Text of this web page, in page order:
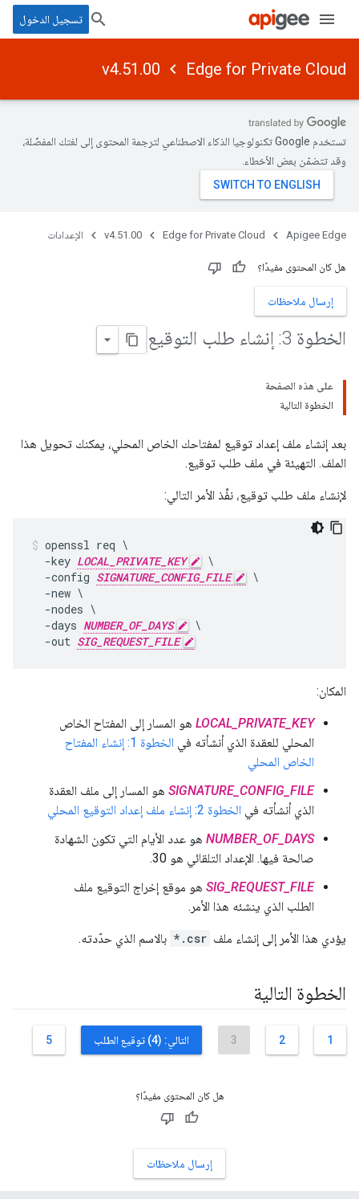
تسجيل الدخول
Edge for Private Cloud
v4.51.00
تستخدم Google تكنولوجيا الذكاء الاصطناعي لترجمة المحتوى إلى لغتك المفضّلة،
وقد تتضمّن بعض الأخطاء.
Apigee Edge
Edge for Private Cloud
v4.51.00 الإعدادات
هل كان المحتوى مفيدًا؟
إرسال ملاحظات
الخطوة 3: إنشاء طلب التوقيع
على هذه الصفحة
الخطوة التالية
بعد إنشاء ملف إعداد توقيع لمفتاحك الخاص المحلي، يمكنك تحويل هذا
الملف. التهيئة في ملف طلب توقيع.
لإنشاء ملف طلب توقيع، نفِّذ الأمر التالي:
openssl req \
  -key
LOCAL_PRIVATE_KEY
\
  -config
SIGNATURE_CONFIG_FILE
\
  -new \
  -nodes \
  -days
NUMBER_OF_DAYS
\
  -out
SIG_REQUEST_FILE
المكان:
LOCAL_PRIVATE_KEY هو المسار إلى المفتاح الخاص
المحلي للعقدة الذي أنشأته في
الخطوة 1: إنشاء المفتاح
الخاص المحلي
SIGNATURE_CONFIG_FILE هو المسار إلى ملف العقدة
الذي أنشأته في الخطوة 2: إنشاء ملف إعداد التوقيع المحلي
NUMBER_OF_DAYS هو عدد الأيام التي تكون الشهادة
صالحة فيها. الإعداد التلقائي هو 30.
SIG_REQUEST_FILE هو موقع إخراج التوقيع ملف
الطلب الذي ينشئه هذا الأمر.
يؤدي هذا الأمر إلى إنشاء ملف *.csr بالاسم الذي حدّدته.
الخطوة التالية
1
2
3 التالي: (4) توقيع الطلب 5
هل كان المحتوى مفيدًا؟
إرسال ملاحظات